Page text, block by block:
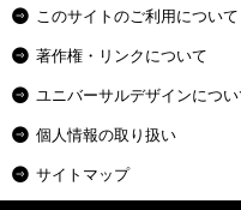
このサイトのご利用について
著作権・リンクについて
ユニバーサルデザインについ
個人情報の取り扱い
サイトマップ